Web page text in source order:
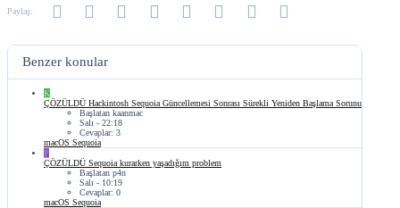
Paylaş: FacebookTwitter Reddit PinterestTumblr WhatsAppE-posta
Benzer konular
K
ÇÖZÜLDÜ Hackintosh Sequoia Güncellemesi Sonrası Sürekli Yeniden Başlama Sorunu
Başlatan kaanmac
Salı - 22:18
Cevaplar: 3
macOS Sequoia
P
ÇÖZÜLDÜ Sequoia kurarken yaşadığım problem
Başlatan p4n
Salı - 10:19
Cevaplar: 0
macOS Sequoia